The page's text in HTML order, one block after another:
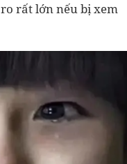
rất lớn nếu bị xem